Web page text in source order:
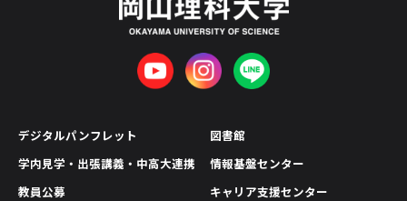
デジタルパンフレット
学内見学・出張講義・中高大連携
教員公募
図書館
情報基盤センター
キャリア支援センター